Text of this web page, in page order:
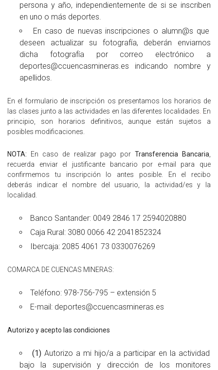
persona y año, independientemente de si se inscriben
en uno o más deportes.
En caso de nuevas inscripciones o alumn@s que
deseen actualizar su fotografía, deberán enviarnos
dicha fotografía por correo electrónico a
deportes@ccuencasmineras.es indicando nombre y
apellidos.
En el formulario de inscripción os presentamos los horarios de
las clases junto a las actividades en las diferentes localidades En
principio, son horarios definitivos, aunque están sujetos a
posibles modificaciones.
NOTA: En caso de realizar pago por Transferencia Bancaria
recuerda enviar el justificante bancario por e-mail para que
confirmemos tu inscripción lo antes posible. En el recibo
deberás indicar el nombre del usuario, la actividad/es y la
localidad.
Banco Santander: 0049 2846 17 2594020880
Caja Rural: 3080 0066 42 2041852324
Ibercaja: 2085 4061 73 0330076269
COMARCA DE CUENCAS MINERAS:
Teléfono: 978-756-795 – extensión 5
E-mail: deportes@ccuencasmineras.es
Autorizo y acepto las condiciones
(1) Autorizo a mi hijo/a a participar en la actividad
bajo la supervisión y dirección de los monitores